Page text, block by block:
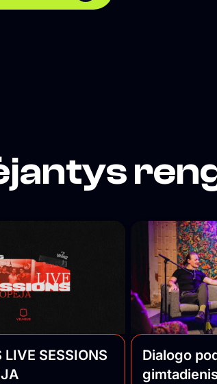
LIVE SESSIONS
Dialogo